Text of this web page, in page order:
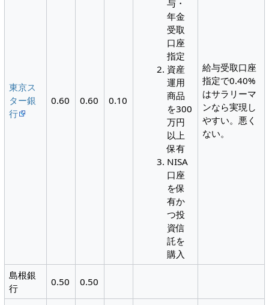
東京ス
ター銀
行
0.60 0.60 0.10
与・
年金
受取
口座
指定
資産
運用
商品
を300
万円
以上
保有
NISA
口座
を保
有か
つ投
資信
託を
購入
給与受取口座
指定で0.40%
はサラリーマ
ンなら実現し
やすい。悪く
ない。
島根銀
行
0.50 0.50